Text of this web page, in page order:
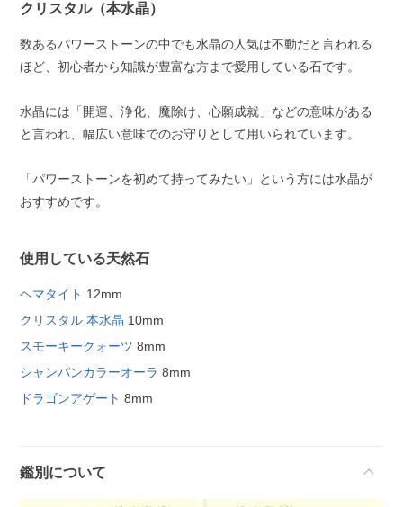
クリスタル（本水晶）
数あるパワーストーンの中でも水晶の人気は不動だと言われる
ほど、初心者から知識が豊富な方まで愛用している石です。
水晶には「開運、浄化、魔除け、心願成就」などの意味がある
と言われ、幅広い意味でのお守りとして用いられています。
「パワーストーンを初めて持ってみたい」という方には水晶が
おすすめです。
使用している天然石
ヘマタイト 12mm
クリスタル 本水晶 10mm
スモーキークォーツ 8mm
シャンパンカラーオーラ 8mm
ドラゴンアゲート 8mm
鑑別について